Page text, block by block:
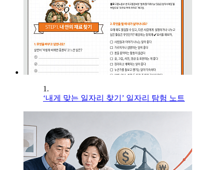
1.
‘내게 맞는 일자리 찾기’ 일자리 탐험 노트